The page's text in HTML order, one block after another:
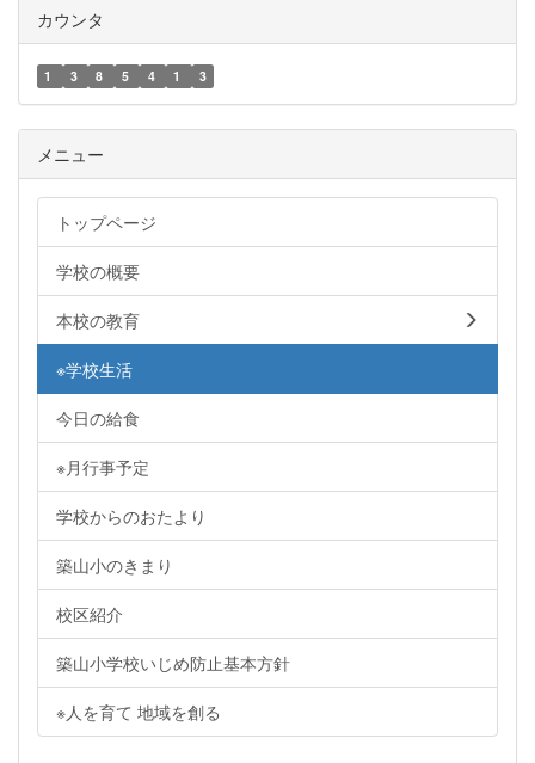
カウンタ
1 3 8 5 4 1 3
メニュー
トップページ
学校の概要
本校の教育
※学校生活
今日の給食
※月行事予定
学校からのおたより
築山小のきまり
校区紹介
築山小学校いじめ防止基本方針
※人を育て 地域を創る